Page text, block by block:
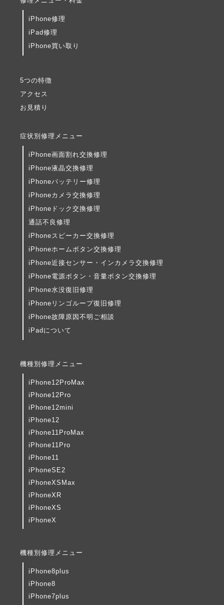
iPhone修理
iPad修理
iPhone買い取り
5つの特徴
アクセス
お見積り
症状別修理メニュー
iPhone画面割れ交換修理
iPhone液晶交換修理
iPhoneバッテリー修理
iPhoneカメラ交換修理
iPhoneドック交換修理
通話不良修理
iPhoneスピーカー交換修理
iPhoneホームボタン交換修理
iPhone近接センサー・インカメラ交換修理
iPhone電源ボタン・音量ボタン交換修理
iPhone水没復旧修理
iPhoneリンゴループ復旧修理
iPhone故障原因不明ご相談
iPadについて
機種別修理メニュー
iPhone12ProMax
iPhone12Pro
iPhone12mini
iPhone12
iPhone11ProMax
iPhone11Pro
iPhone11
iPhoneSE2
iPhoneXSMax
iPhoneXR
iPhoneXS
iPhoneX
機種別修理メニュー
iPhone8plus
iPhone8
iPhone7plus